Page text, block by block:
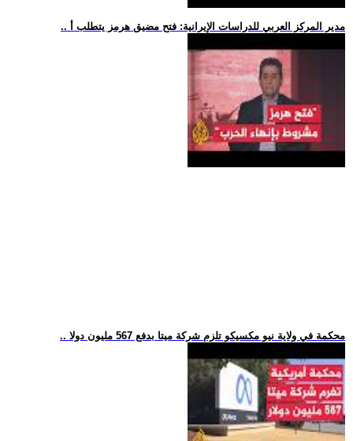
.. مدير المركز العربي للدراسات الإيرانية: فتح مضيق هرمز يتطلب أ
.. محكمة في ولاية نيو مكسيكو تلزم شركة ميتا بدفع 567 مليون دولا